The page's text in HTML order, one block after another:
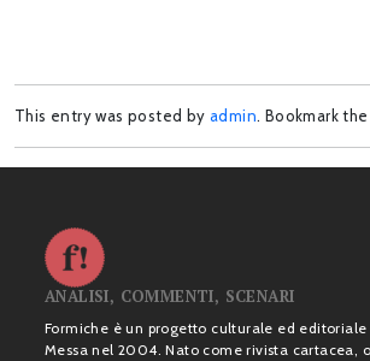
This entry was posted by admin. Bookmark
ANALISI, COMMENTI, SCENARI
Formiche è un progetto culturale ed
Messa nel 2004. Nato come rivista cartacea,